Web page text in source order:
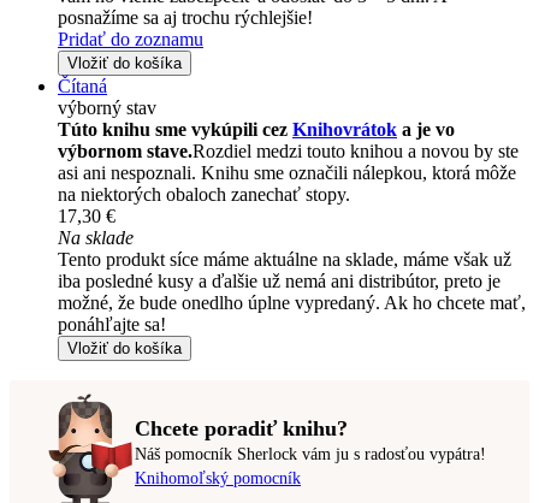
posnažíme sa aj trochu rýchlejšie!
Pridať do zoznamu
Vložiť do košíka
Čítaná
výborný stav
Túto knihu sme vykúpili cez Knihovrátok a je vo
výbornom stave.Rozdiel medzi touto knihou a novou by ste
asi ani nespoznali. Knihu sme označili nálepkou, ktorá môže
na niektorých obaloch zanechať stopy.
17,30 €
Na sklade
Tento produkt síce máme aktuálne na sklade, máme však už
iba posledné kusy a ďalšie už nemá ani distribútor, preto je
možné, že bude onedlho úplne vypredaný. Ak ho chcete mať,
ponáhľajte sa!
Vložiť do košíka
Chcete poradiť knihu?
Náš pomocník Sherlock vám ju s radosťou vypátra!
Knihomoľský pomocník